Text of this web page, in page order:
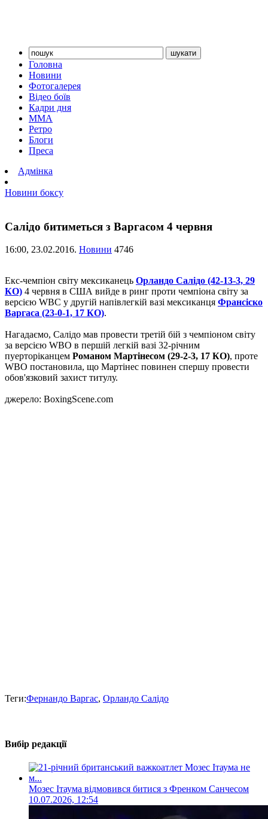
Головна
Новини
Фотогалерея
Відео боїв
Кадри дня
ММА
Ретро
Блоги
Преса
Адмінка
Новини боксу
Салідо битиметься з Варгасом 4 червня
16:00, 23.02.2016. Новини 4746
Екс-чемпіон світу мексиканець Орландо Салідо (42-13-3, 29
КО) 4 червня в США вийде в ринг проти чемпіона світу за
версією WBC у другій напівлегкій вазі мексиканця Франсіско
Варгаса (23-0-1, 17 КО).
Нагадаємо, Салідо мав провести третій бій з чемпіоном світу
за версією WBO в першій легкій вазі 32-річним
пуерторіканцем Романом Мартінесом (29-2-3, 17 КО), проте
WBO постановила, що Мартінес повинен спершу провести
обов'язковий захист титулу.
джерело: BoxingScene.com
Теги:Фернандо Варгас, Орландо Салідо
Вибір редакції
Мозес Ітаума відмовився битися з Френком Санчесом
10.07.2026, 12:54